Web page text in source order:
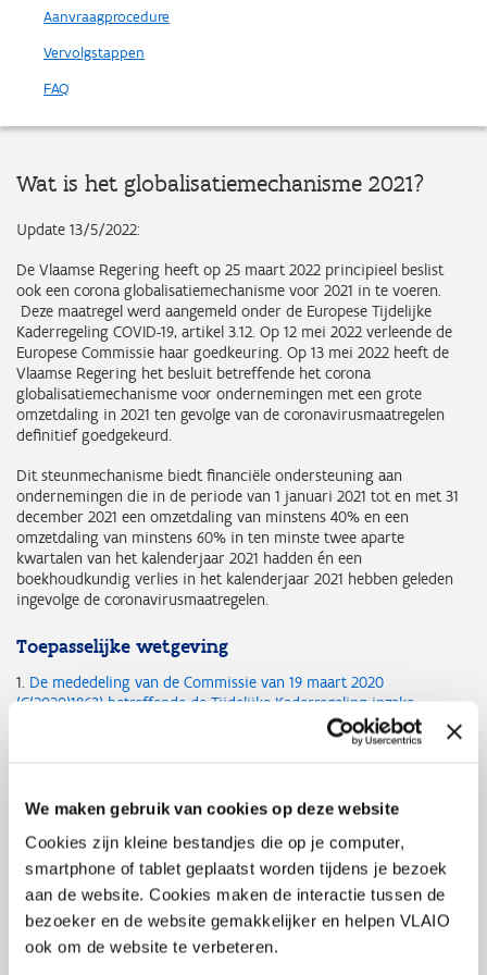
We maken gebruik van cookies op deze website
Cookies zijn kleine bestandjes die op je computer,
smartphone of tablet geplaatst worden tijdens je bezoek
aan de website. Cookies maken de interactie tussen de
bezoeker en de website gemakkelijker en helpen VLAIO
ook om de website te verbeteren.
Aanvraagprocedure
Vervolgstappen
FAQ
Wat is het globalisatiemechanisme 2021?
Update 13/5/2022:
De Vlaamse Regering heeft op 25 maart 2022 principieel beslist
ook een corona globalisatiemechanisme voor 2021 in te voeren.
Deze maatregel werd aangemeld onder de Europese Tijdelijke
Kaderregeling COVID-19, artikel 3.12. Op 12 mei 2022 verleende de
Europese Commissie haar goedkeuring. Op 13 mei 2022 heeft de
Vlaamse Regering het besluit betreffende het corona
globalisatiemechanisme voor ondernemingen met een grote
omzetdaling in 2021 ten gevolge van de coronavirusmaatregelen
definitief goedgekeurd.
Dit steunmechanisme biedt financiële ondersteuning aan
ondernemingen die in de periode van 1 januari 2021 tot en met 31
december 2021 een omzetdaling van minstens 40% en een
omzetdaling van minstens 60% in ten minste twee aparte
kwartalen van het kalenderjaar 2021 hadden én een
boekhoudkundig verlies in het kalenderjaar 2021 hebben geleden
ingevolge de coronavirusmaatregelen.
Toepasselijke wetgeving
1. De mededeling van de Commissie van 19 maart 2020
(C(2020)1863) betreffende de Tijdelijke Kaderregeling inzake
staatssteun ter ondersteuning van de economie vanwege de
huidige Covid-19-uitbraak, zoals gewijzigd op 3 april 2020
alle latere wijzigingenervan
2.Beschikking van de Europese Commissie van 12 mei 2022 :
C(2022)3218 final - State Aid SA. 102421 (2022/N) - Belgium COVID-19:
Flemish support for uncovered fixed costs
3.Decreet van 16 maart 2012 betreffende het economisch
ondersteuningsbeleid